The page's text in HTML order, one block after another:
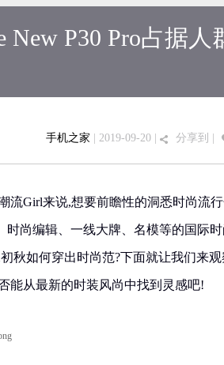
P30 Pro占据人
手机之家 | 2019-09-20 | 分享到
流Girl来说,想要前瞻性的洞悉时尚流
尚编辑、一线大牌、名模等的国际时
秋如何穿出时尚范?下面就让我们来观
能从最新的时装风尚中找到灵感吧!